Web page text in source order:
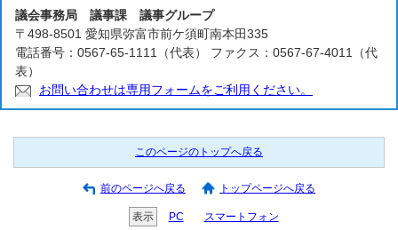
議会事務局 議事課 議事グループ
〒498-8501 愛知県弥富市前ケ須町南本田335
電話番号：0567-65-1111（代表） ファクス：0567-67-4011（代
表）
お問い合わせは専用フォームをご利用ください。
このページのトップへ戻る
前のページへ戻る トップページへ戻る
表示 PC スマートフォン